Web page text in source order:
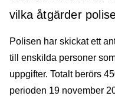
vilka åtgärder
Polisen har skickat ett
till enskilda personer
uppgifter. Totalt berörs
perioden 19 november